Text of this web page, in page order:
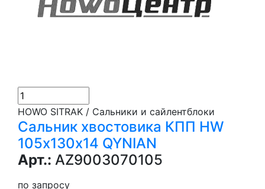
HOWO SITRAK / Сальники и сайлентблоки
Сальник хвостовика КПП HW
105х130х14 QYNIAN
Арт.: AZ9003070105
по запросу